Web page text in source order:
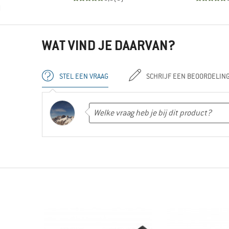
WAT VIND JE DAARVAN?
STEL EEN VRAAG SCHRIJF EEN